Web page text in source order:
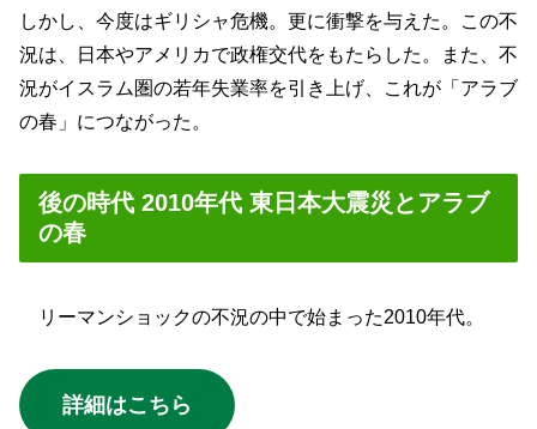
しかし、今度はギリシャ危機。更に衝撃を与えた。この不
況は、日本やアメリカで政権交代をもたらした。また、不
況がイスラム圏の若年失業率を引き上げ、これが「アラブ
の春」につながった。
後の時代 2010年代 東日本大震災とアラブ
の春
リーマンショックの不況の中で始まった2010年代。
詳細はこちら